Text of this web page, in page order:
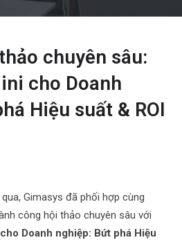
chuyên sâu:
cho Doanh
Hiệu suất & ROI
Gimasys đã phối hợp cùng
công hội thảo chuyên sâu với
Doanh nghiệp: Bứt phá Hiệu